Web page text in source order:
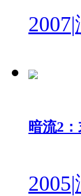
2007|
暗流2
2005|